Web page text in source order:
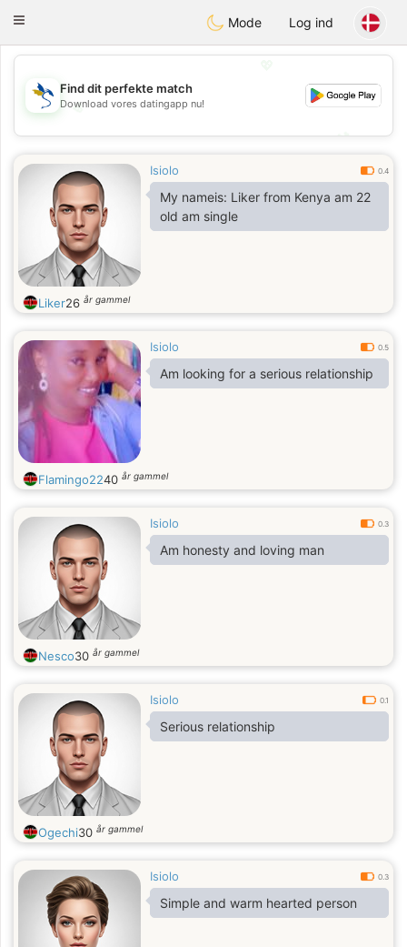
SvenskaDating
Toggle
Mode Log ind
💖
💕
Find dit perfekte match
Download vores datingapp nu!
Isiolo 0.4
My nameis: Liker from Kenya am 22
old am single
Liker26 år gammel
Isiolo 0.5
Am looking for a serious relationship
Flamingo2240 år gammel
Isiolo 0.3
Am honesty and loving man
Nesco30 år gammel
Isiolo 0.1
Serious relationship
Ogechi30 år gammel
Isiolo 0.3
Simple and warm hearted person